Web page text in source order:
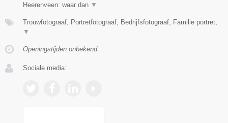
Heerenveen: waar dan ▼
Trouwfotograaf, Portretfotograaf, Bedrijfsfotograaf, Familie portret,
▼
Openingstijden onbekend
Sociale media: